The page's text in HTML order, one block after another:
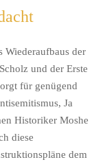
Wiederaufbaus der
und der Erste
für genügend
Ja
Historiker Moshe
diese
dem